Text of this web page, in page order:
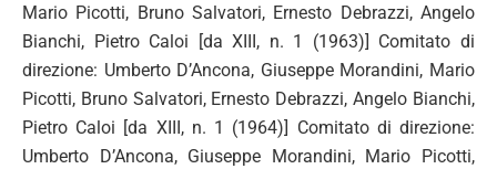
Mario Picotti, Bruno Salvatori, Ernesto Debrazzi, Angelo
Bianchi, Pietro Caloi [da XIII, n. 1 (1963)] Comitato di
direzione: Umberto D’Ancona, Giuseppe Morandini, Mario
Picotti, Bruno Salvatori, Ernesto Debrazzi, Angelo Bianchi,
Pietro Caloi [da XIII, n. 1 (1964)] Comitato di direzione:
Umberto D’Ancona, Giuseppe Morandini, Mario Picotti,